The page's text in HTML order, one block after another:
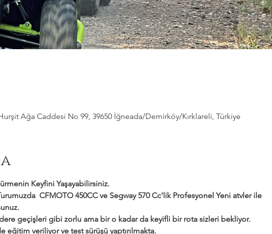
Ağa Caddesi No 99, 39650 İğneada/Demirköy/Kırklareli, Türkiye
Keyfini Yaşayabilirsiniz.
CFMOTO 450CC ve Segway 570 Cc'lik Profesyonel Yeni atvler ile
geçişleri gibi zorlu ama bir o kadar da keyifli bir rota sizleri bekliyor.
eğitim veriliyor ve test sürüşü yaptırılmakta.